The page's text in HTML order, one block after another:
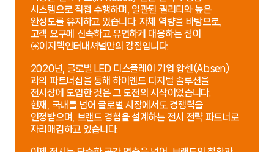
시스템으로 직접 수행하며, 일관된 퀄리티와 높은
완성도를 유지하고 있습니다. 자체 역량을 바탕으로,
고객 요구에 신속하고 유연하게 대응하는 점이
㈜이지텍인터내셔널만의 강점입니다.
2020년, 글로벌 LED 디스플레이 기업 압센(Absen)
과의 파트너십을 통해 하이엔드 디지털 솔루션을
전시장에 도입한 것은 그 도전의 시작이었습니다.
현재, 국내를 넘어 글로벌 시장에서도 경쟁력을
인정받으며, 브랜드 경험을 설계하는 전시 전략 파트너로
자리매김하고 있습니다.